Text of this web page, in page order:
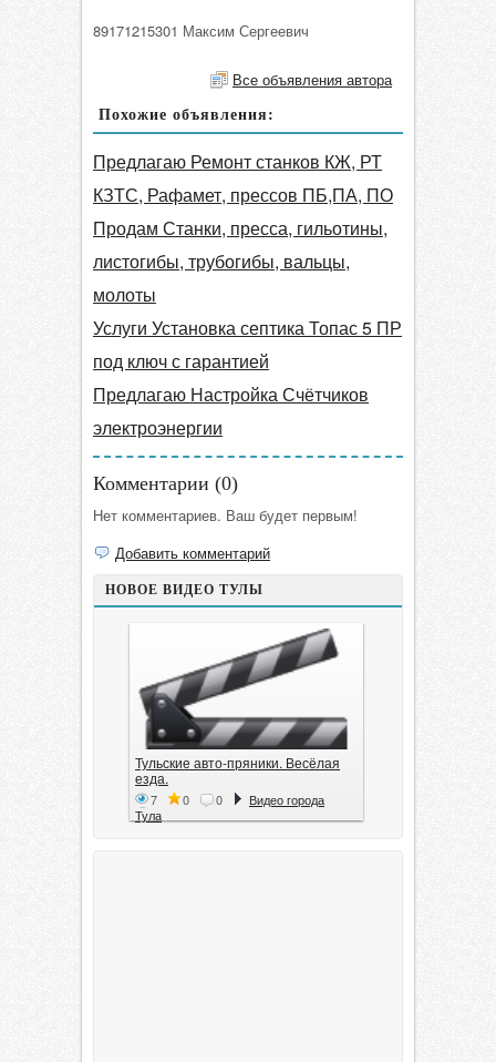
89171215301 Максим Сергеевич
Все объявления автора
Похожие объявления:
Предлагаю Ремонт станков КЖ, РТ
КЗТС, Рафамет, прессов ПБ,ПА, ПО
Продам Станки, пресса, гильотины,
листогибы, трубогибы, вальцы,
молоты
Услуги Установка септика Топас 5 ПР
под ключ с гарантией
Предлагаю Настройка Счётчиков
электроэнергии
Комментарии (0)
Нет комментариев. Ваш будет первым!
Добавить комментарий
НОВОЕ ВИДЕО ТУЛЫ
Тульские авто-пряники. Весёлая
езда.
7 0 0
Видео города
Тула